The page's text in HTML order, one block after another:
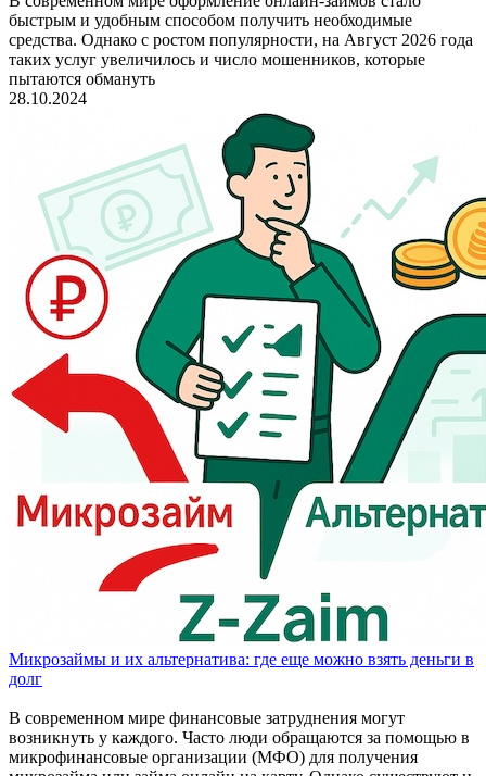
быстрым и удобным способом получить необходимые
средства. Однако с ростом популярности, на Август 2026 года
таких услуг увеличилось и число мошенников, которые
пытаются обмануть
28.10.2024
Микрозаймы и их альтернатива: где еще можно взять деньги в
долг
В современном мире финансовые затруднения могут
возникнуть у каждого. Часто люди обращаются за помощью в
микрофинансовые организации (МФО) для получения